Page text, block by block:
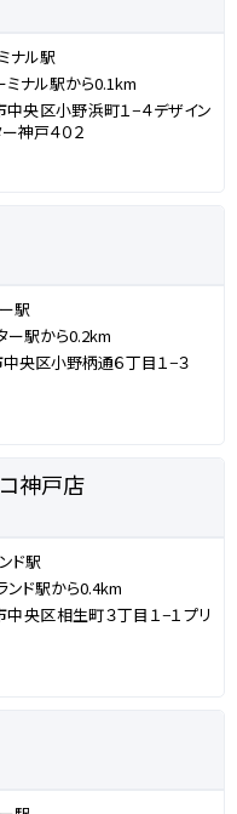
ナル駅
ミナル駅から0.1km
央区小野浜町１−４デザイン
神戸４０２
駅
ー駅から0.2km
央区小野柄通６丁目１−３
神戸店
ド駅
ンド駅から0.4km
央区相生町３丁目１−１プリ